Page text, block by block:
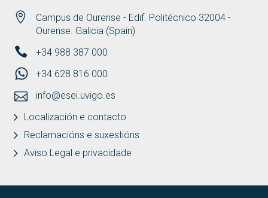
Campus de Ourense - Edif. Politécnico 32004 -
Ourense. Galicia (Spain)
+34 988 387 000
+34 628 816 000
info@esei.uvigo.es
Localización e contacto
Reclamacións e suxestións
Aviso Legal e privacidade